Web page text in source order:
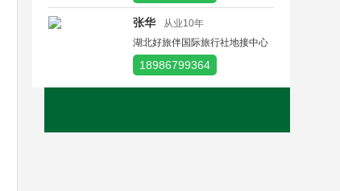
张华
从业10年
湖北好旅伴国际旅行社地接中心
18986799364